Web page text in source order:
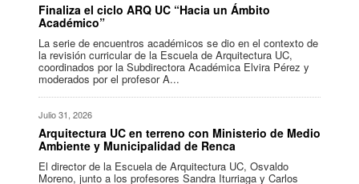
Finaliza el ciclo ARQ UC “Hacia un Ámbito
Académico”
La serie de encuentros académicos se dio en el contexto de
la revisión curricular de la Escuela de Arquitectura UC,
coordinados por la Subdirectora Académica Elvira Pérez y
moderados por el profesor A...
Julio 31, 2026
Arquitectura UC en terreno con Ministerio de Medio
Ambiente y Municipalidad de Renca
El director de la Escuela de Arquitectura UC, Osvaldo
Moreno, junto a los profesores Sandra Iturriaga y Carlos